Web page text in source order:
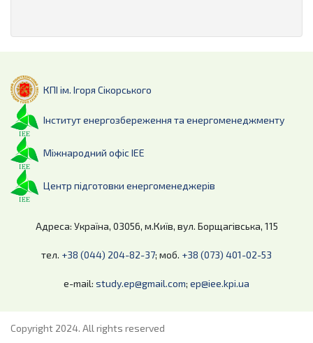
КПІ ім. Ігоря Сікорського
Інститут енергозбереження та енергоменеджменту
Міжнародний офіс ІЕЕ
Центр підготовки енергоменеджерів
Адреса: Україна, 03056, м.Київ, вул. Борщагівська, 115
тел. +38 (044) 204-82-37; моб. +38 (073) 401-02-53
e-mail: study.ep@gmail.com; ep@iee.kpi.ua
Copyright 2024. All rights reserved